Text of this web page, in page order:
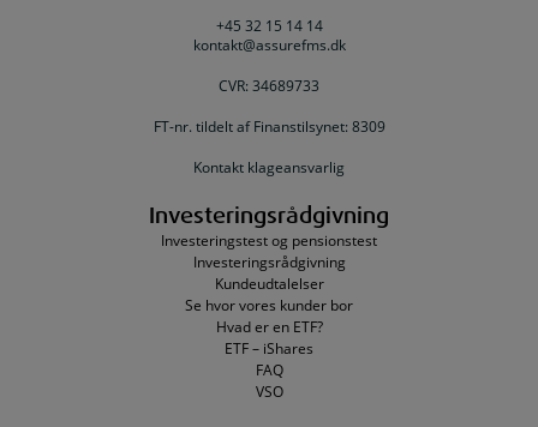
+45 32 15 14 14
kontakt@assurefms.dk
CVR: 34689733
FT-nr. tildelt af Finanstilsynet: 8309
Kontakt klageansvarlig
Investeringsrådgivning
Investeringstest og pensionstest
Investeringsrådgivning
Kundeudtalelser
Se hvor vores kunder bor
Hvad er en ETF?
ETF – iShares
FAQ
VSO